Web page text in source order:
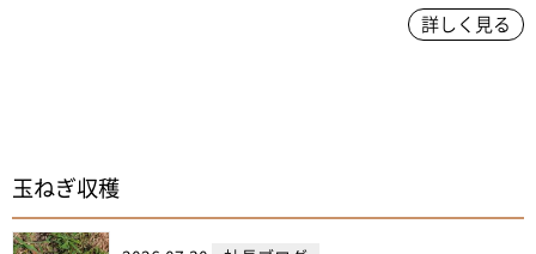
詳しく見る
玉ねぎ収穫